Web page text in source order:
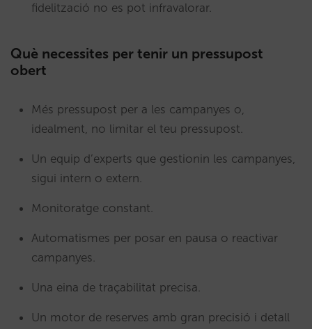
fidelització no es pot infravalorar.
Què necessites per tenir un pressupost
obert
Més pressupost per a les campanyes o,
idealment, no limitar el teu pressupost.
Un equip d’experts que gestionin les campanyes,
sigui intern o extern.
Monitoratge constant.
Automatismes per posar en pausa o reactivar
campanyes.
Una eina de traçabilitat precisa.
Un motor de reserves amb gran precisió i detall